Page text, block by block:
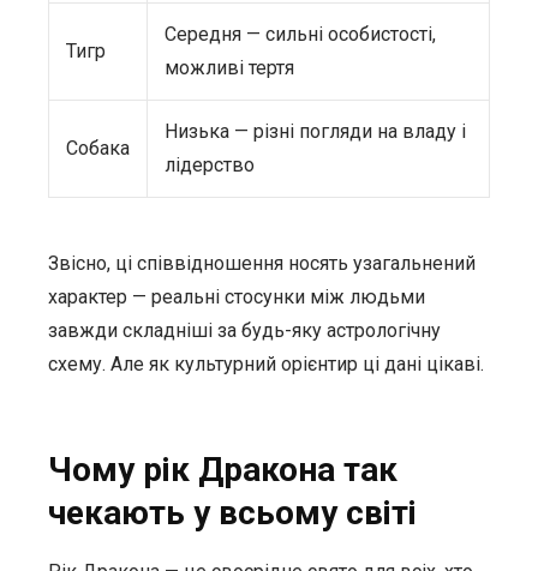
Тигр
Середня — сильні особистості,
можливі тертя
Собака
Низька — різні погляди на владу і
лідерство
Звісно, ці співвідношення носять узагальнений
характер — реальні стосунки між людьми
завжди складніші за будь-яку астрологічну
схему. Але як культурний орієнтир ці дані цікаві.
Чому рік Дракона так
чекають у всьому світі